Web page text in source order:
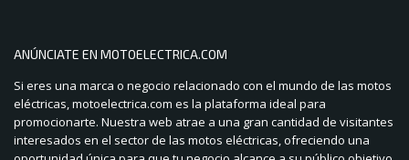
ANÚNCIATE EN MOTOELECTRICA.COM
Si eres una marca o negocio relacionado con el mundo de las motos
eléctricas, motoelectrica.com es la plataforma ideal para
promocionarte. Nuestra web atrae a una gran cantidad de visitantes
interesados en el sector de las motos eléctricas, ofreciendo una